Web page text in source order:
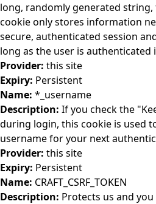
long, randomly generated string,
cookie only stores information
secure, authenticated session
long as the user is authenticated
Provider: this site
Expiry: Persistent
Name: *_username
Description: If you check the
during login, this cookie is used
username for your next
Provider: this site
Expiry: Persistent
Name: CRAFT_CSRF_TOKEN
Description: Protects us and